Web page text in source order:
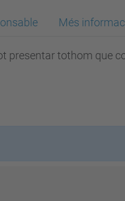
Més
presentar tothom que